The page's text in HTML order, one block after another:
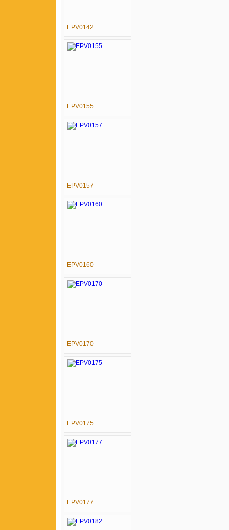
EPV0142
EPV0155
EPV0157
EPV0160
EPV0170
EPV0175
EPV0177